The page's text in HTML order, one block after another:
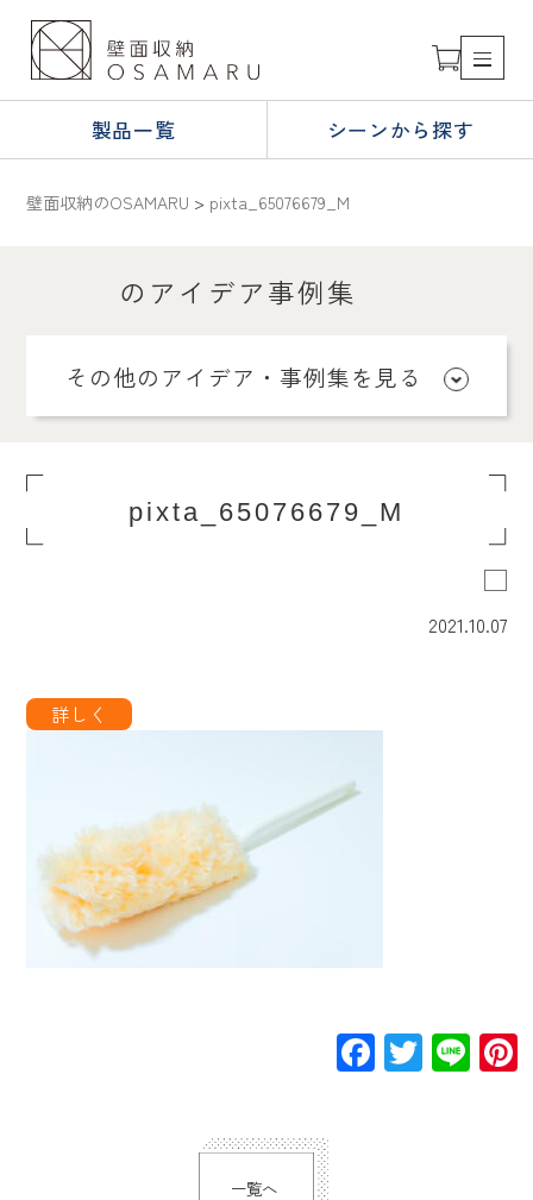
製品一覧 シーンから探す
壁面収納のOSAMARU > pixta_65076679_M
のアイデア事例集
その他のアイデア・事例集を見る
pixta_65076679_M
2021.10.07
Facebook
一覧へ